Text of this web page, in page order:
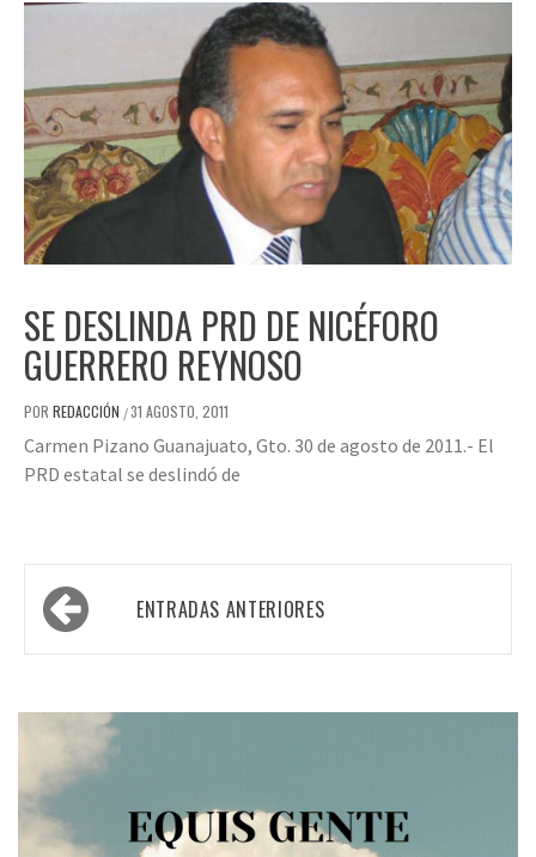
SE DESLINDA PRD DE NICÉFORO
GUERRERO REYNOSO
POR REDACCIÓN /31 AGOSTO, 2011
Carmen Pizano Guanajuato, Gto. 30 de agosto de 2011.- El
PRD estatal se deslindó de
Navegación
de ENTRADAS ANTERIORES